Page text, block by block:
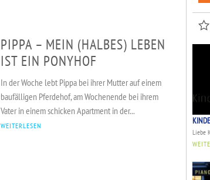
PIPPA – MEIN (HALBES) LEBEN
IST EIN PONYHOF
In der Woche lebt Pippa bei ihrer Mutter auf einem
baufälligen Pferdehof, am Wochenende bei ihrem
Vater in einem schicken Apartment in der...
WEITERLESEN
Liebe